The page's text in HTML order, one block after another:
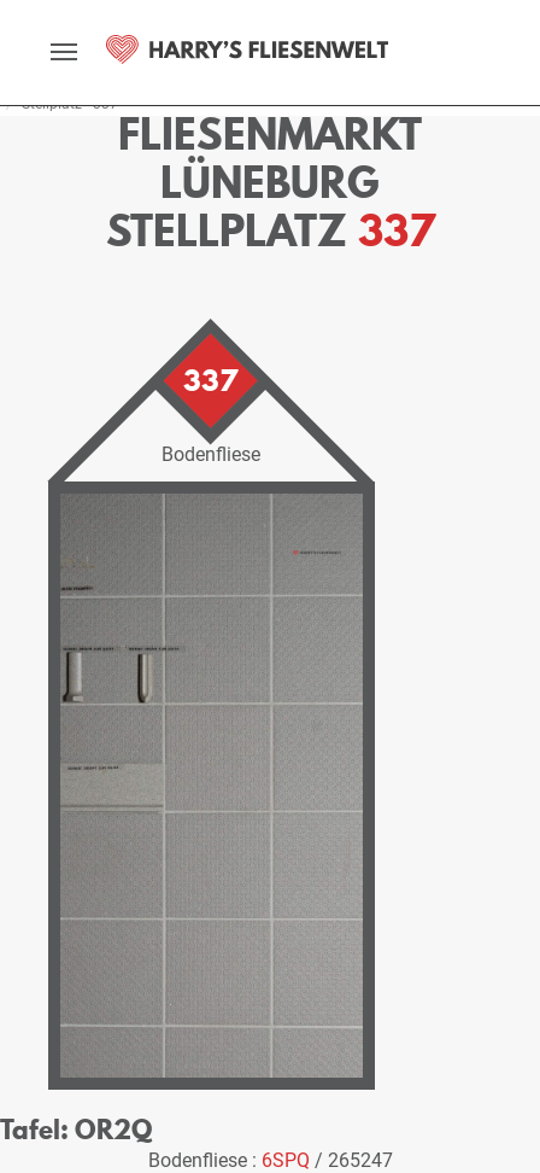
Stellplatz - 337FLIESENMARKT
LÜNEBURG
STELLPLATZ 337
337
Bodenfliese
Tafel: OR2Q
Bodenfliese : 6SPQ / 265247